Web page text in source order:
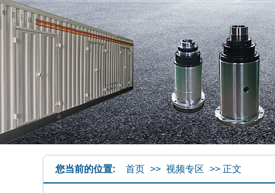
您当前的位置: 首页 >> 视频专区 >> 正文